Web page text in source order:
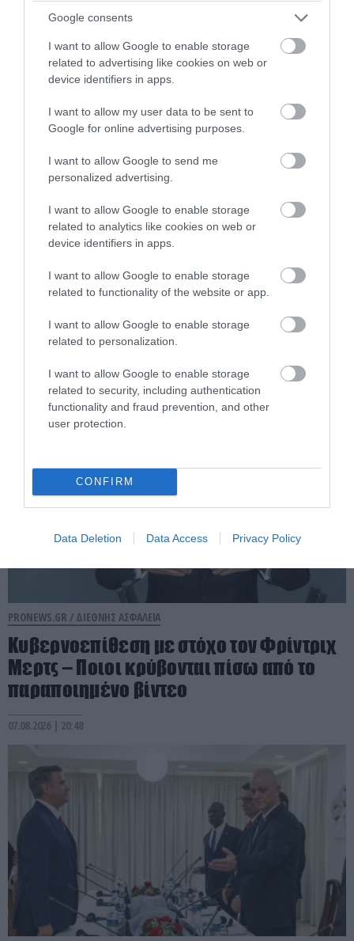
Google consents
I want to allow Google to enable storage
related to advertising like cookies on web or
device identifiers in apps.
I want to allow my user data to be sent to
Google for online advertising purposes.
I want to allow Google to send me
personalized advertising.
I want to allow Google to enable storage
related to analytics like cookies on web or
device identifiers in apps.
I want to allow Google to enable storage
related to functionality of the website or app.
I want to allow Google to enable storage
related to personalization.
I want to allow Google to enable storage
related to security, including authentication
functionality and fraud prevention, and other
user protection.
CONFIRM
Data Deletion Data Access Privacy Policy
πρότεινε
08.08.2026 | 07:33
PRONEWS.GR /ΔΙΕΘΝΗΣ ΑΣΦΑΛΕΙΑ
Ρωσική επίθεση προκάλεσε σοβαρές
ζημιές στο γήπεδο της Τσερνομόρετς
07.08.2026 | 21:46
PRONEWS.GR / ΔΙΕΘΝΗΣ ΑΣΦΑΛΕΙΑ
Κυβερνοεπίθεση με στόχο τον Φρίντριχ
Μερτς – Ποιοι κρύβονται πίσω από το
παραποιημένο βίντεο
07.08.2026 | 20:48